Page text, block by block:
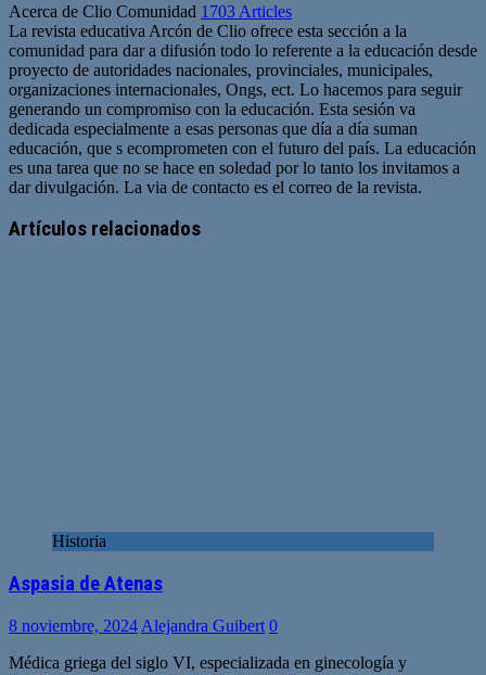
Acerca de Clio Comunidad 1703 Articles
La revista educativa Arcón de Clio ofrece esta sección a la
comunidad para dar a difusión todo lo referente a la educación desde
proyecto de autoridades nacionales, provinciales, municipales,
organizaciones internacionales, Ongs, ect. Lo hacemos para seguir
generando un compromiso con la educación. Esta sesión va
dedicada especialmente a esas personas que día a día suman
educación, que s ecomprometen con el futuro del país. La educación
es una tarea que no se hace en soledad por lo tanto los invitamos a
dar divulgación. La via de contacto es el correo de la revista.
web
Artículos relacionados
Historia
Aspasia de Atenas
8 noviembre, 2024 Alejandra Guibert 0
Médica griega del siglo VI, especializada en ginecología y